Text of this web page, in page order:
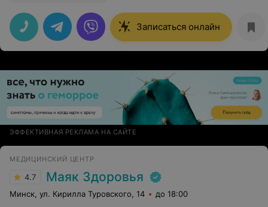
Записаться онлайн
ЭФФЕКТИВНАЯ РЕКЛАМА НА САЙТЕ
МЕДИЦИНСКИЙ ЦЕНТР
4.7 Маяк Здоровья
Минск, ул. Кирилла Туровского, 14 до 18:00